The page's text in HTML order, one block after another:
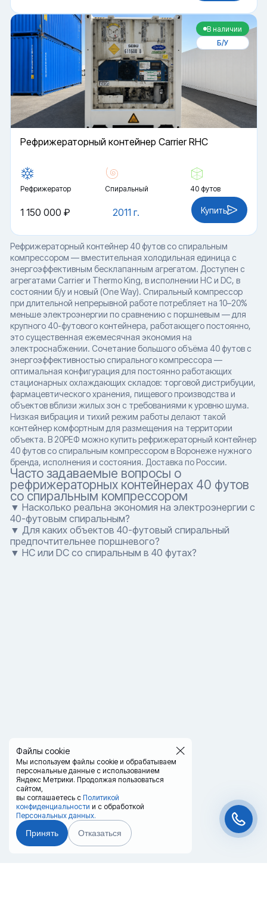
Файлы cookie
Мы используем файлы cookie и обрабатываем
персональные данные с использованием
Яндекс Метрики. Продолжая пользоваться
сайтом,
вы соглашаетесь с Политикой
конфиденциальности и с обработкой
Персональных данных.
Принять Отказаться
В наличии
Б/У
Рефрижераторный контейнер Carrier RHC
Рефрижератор Спиральный 40 футов
2011 г.
1 150 000 ₽ Купить
Рефрижераторный контейнер 40 футов со спиральным
компрессором — вместительная холодильная единица с
энергоэффективным бесклапанным агрегатом. Доступен с
агрегатами Carrier и Thermo King, в исполнении HC и DC, в
состоянии б/у и новый (One Way). Спиральный компрессор
при длительной непрерывной работе потребляет на 10–20%
меньше электроэнергии по сравнению с поршневым — для
крупного 40-футового контейнера, работающего постоянно,
это существенная ежемесячная экономия на
электроснабжении. Сочетание большого объёма 40 футов с
энергоэффективностью спирального компрессора —
оптимальная конфигурация для постоянно работающих
стационарных охлаждающих складов: торговой дистрибуции,
фармацевтического хранения, пищевого производства и
объектов вблизи жилых зон с требованиями к уровню шума.
Низкая вибрация и тихий режим работы делают такой
контейнер комфортным для размещения на территории
объекта. В 20РЕФ можно купить рефрижераторный контейнер
40 футов со спиральным компрессором в Воронеже нужного
бренда, исполнения и состояния. Доставка по России.
Часто задаваемые вопросы о
рефрижераторных контейнерах 40 футов
со спиральным компрессором
▼ Насколько реальна экономия на электроэнергии с
40-футовым спиральным?
▼ Для каких объектов 40-футовый спиральный
предпочтительнее поршневого?
▼ HC или DC со спиральным в 40 футах?